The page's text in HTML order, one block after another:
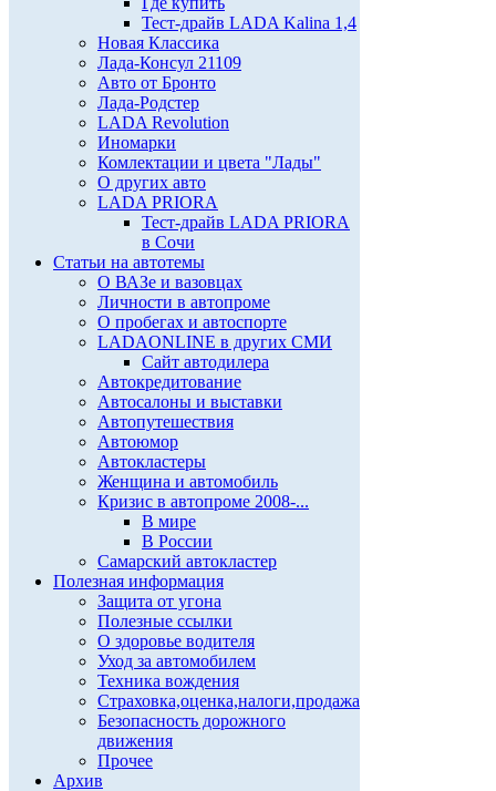
Тест-драйв LADA Kalina 1,4
Новая Классика
Лада-Консул 21109
Авто от Бронто
Лада-Родстер
LADA Revolution
Иномарки
Комлектации и цвета "Лады"
О других авто
LADA PRIORA
Тест-драйв LADA PRIORA
в Сочи
Статьи на автотемы
О ВАЗе и вазовцах
Личности в автопроме
О пробегах и автоспорте
LADAONLINE в других СМИ
Сайт автодилера
Автокредитование
Автосалоны и выставки
Автопутешествия
Автоюмор
Автокластеры
Женщина и автомобиль
Кризис в автопроме 2008-...
В мире
В России
Самарский автокластер
Полезная информация
Защита от угона
Полезные ссылки
О здоровье водителя
Уход за автомобилем
Техника вождения
Страховка,оценка,налоги,продажа
Безопасность дорожного
движения
Прочее
Архив